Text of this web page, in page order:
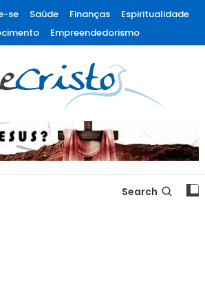
se Saúde Finanças
Espiritualidade
Empreendedorismo
Search